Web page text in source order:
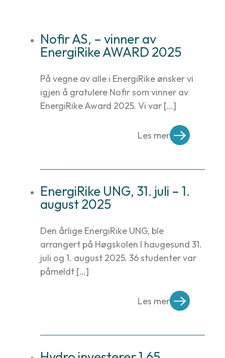
Nofir AS, – vinner av
EnergiRike AWARD 2025
På vegne av alle i EnergiRike ønsker vi
igjen å gratulere Nofir som vinner av
EnergiRike Award 2025. Vi var […]
Les mer
EnergiRike UNG, 31. juli – 1.
august 2025
Den årlige EnergiRike UNG, ble
arrangert på Høgskolen I haugesund 31.
juli og 1. august 2025. 36 studenter var
påmeldt […]
Les mer